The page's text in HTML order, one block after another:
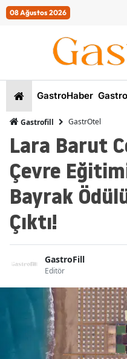
08 Ağustos 2026
GastroHaber
Gastrofill GastrOtel
Lara Barut
Çevre
Bayrak
Çıktı!
GastroFill
Editör